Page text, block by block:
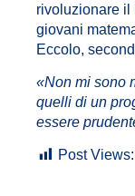
rivoluzionare il
giovani
Eccolo,
«Non mi sono
quelli di un
essere
Post Views: